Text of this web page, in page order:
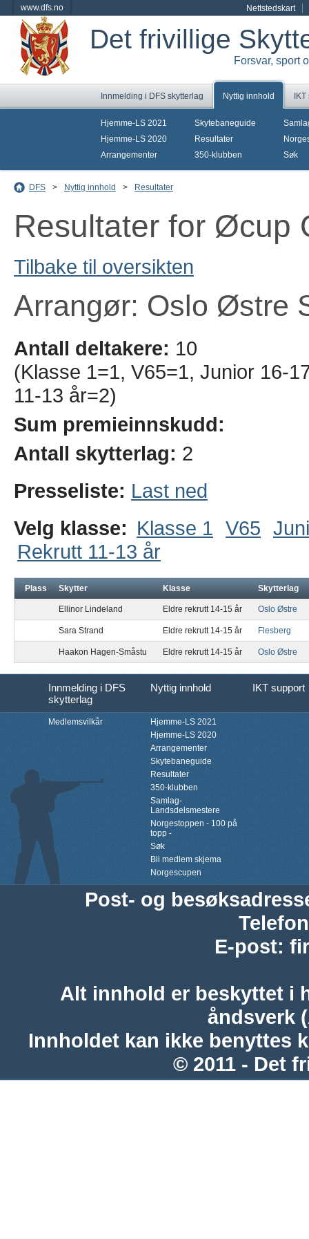
www.dfs.no Nettstedskart
Det frivillige
Forsvar, sport
Innmelding i DFS skytterlag Nyttig innhold
Hjemme-LS 2021
Hjemme-LS 2020
Arrangementer
Skytebaneguide
Resultater
350-klubben
Søk
DFS > Nyttig innhold > Resultater
Resultater for Øcup
Tilbake til oversikten
Arrangør: Oslo Østre
Antall deltakere: 10
(Klasse 1=1, V65=1, Junior 16-
11-13 år=2)
Sum premieinnskudd:
Antall skytterlag: 2
Presseliste: Last ned
Velg klasse: Klasse 1 V65
Rekrutt 11-13 år
Plass Skytter Klasse Skytterlag
Ellinor Lindeland Eldre rekrutt 14-15 år Oslo Østre
Sara Strand Eldre rekrutt 14-15 år Flesberg
Haakon Hagen-Småstu Eldre rekrutt 14-15 år Oslo Østre
Innmelding i DFS
skytterlag
Nyttig innhold IKT support
Medlemsvilkår
Hjemme-LS 2021
Hjemme-LS 2020
Arrangementer
Skytebaneguide
Resultater
350-klubben
Samlag-
Landsdelsmestere
Norgestoppen - 100 på
topp -
Søk
Bli medlem skjema
Norgescupen
Post- og
Telefon
E-post:
Alt innhold er beskyttet i
åndsverk
Innholdet kan ikke benyttes
© 2011 - Det